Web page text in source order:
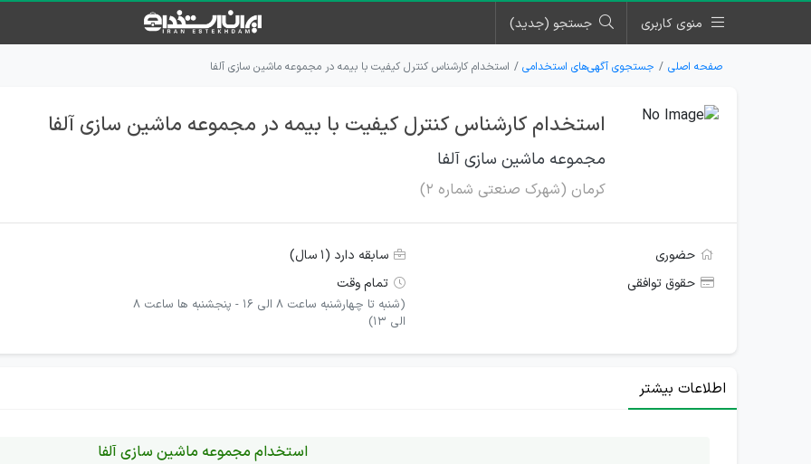
منوی کاربری جستجو (جدید)
صفحه اصلی جستجوی آگهی‌های استخدامی استخدام کارشناس کنترل کیفیت با بیمه در مجموعه ماشین سازی آلفا
استخدام کارشناس کنترل کیفیت با بیمه در مجموعه ماشین سازی آلفا
مجموعه ماشین سازی آلفا
کرمان (شهرک صنعتی شماره 2)
حضوری
سابقه دارد (۱ سال)
حقوق توافقی
تمام وقت
(شنبه تا چهارشنبه ساعت 8 الی 16 - پنجشنبه ها ساعت 8
الی 13)
اطلاعات بیشتر
استخدام مجموعه ماشین سازی آلفا